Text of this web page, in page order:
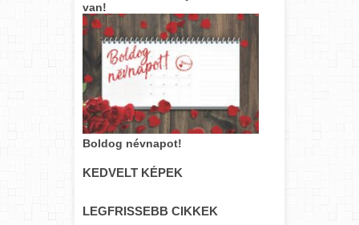
van!
Boldog névnapot!
KEDVELT KÉPEK
LEGFRISSEBB CIKKEK